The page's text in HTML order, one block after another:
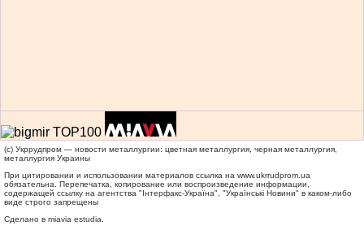
(c) Укррудпром — новости металлургии: цветная металлургия, черная металлургия,
металлургия Украины
При цитировании и использовании материалов ссылка на www.ukrrudprom.ua
обязательна. Перепечатка, копирование или воспроизведение информации,
содержащей ссылку на агентства "Iнтерфакс-Україна", "Українськi Новини" в каком-либо
виде строго запрещены
Сделано в miavia estudia.